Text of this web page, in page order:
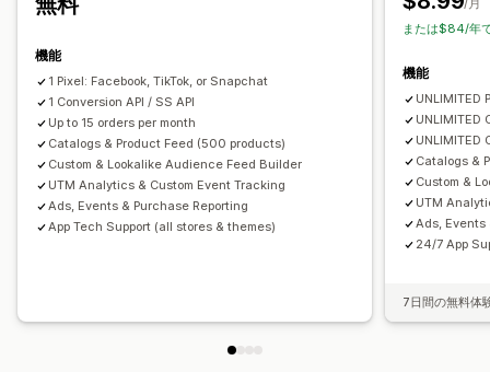
パフォーマンス分析
エンゲージメント指標
コンバージョントラッキング
顧客獲得単価
ダッシュボード
購買層分析
インプレッション数
UTMアトリビューション
トラフィック元
利益に関するインサイト
UTM追跡
カゴ落ち
ビジュアルとレポート
分析ダッシュボード カスタムレポート
データのエクスポート
履歴分析 通知
機能
1 Pixel: Facebook, TikTok, or Snapchat
1 Conversion API / SS API
Up to 15 orders per month
Catalogs & Product Feed (500 products)
Custom & Lookalike Audience Feed Builder
UTM Analytics & Custom Event Tracking
Ads, Events & Purchase Reporting
App Tech Support (all stores & themes)
または$84/年
機能
UNLIMITED
UNLIMITED
UNLIMITED
Catalogs &
Custom &
UTM
Ads, Events
24/7 App
7日間の無料体